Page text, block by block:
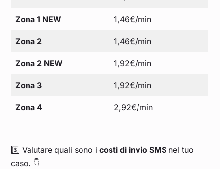
Zona 1 NEW 1,46€/min
Zona 2 1,46€/min
Zona 2 NEW 1,92€/min
Zona 3 1,92€/min
Zona 4 2,92€/min
3️⃣ Valutare quali sono i costi di invio SMS nel tuo
caso. 👇